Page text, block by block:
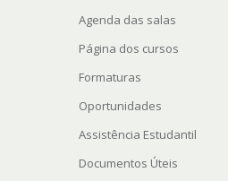
Agenda das salas
Página dos cursos
Formaturas
Oportunidades
Assistência Estudantil
Documentos Úteis